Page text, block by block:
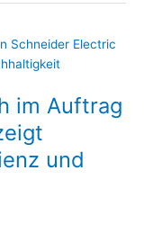
im Auftrag
und